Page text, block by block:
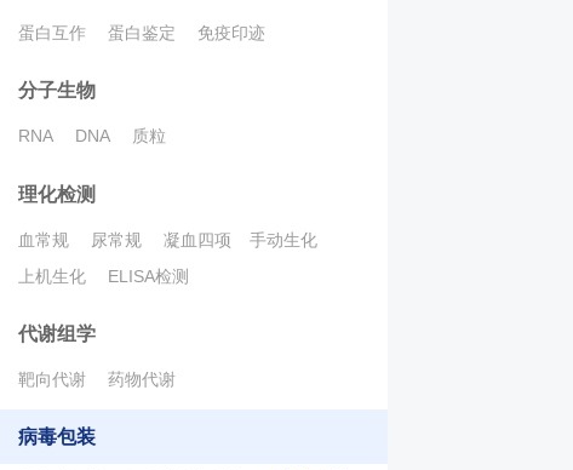
蛋白互作 蛋白鉴定 免疫印迹
分子生物
RNA DNA 质粒
理化检测
血常规 尿常规 凝血四项
手动生化
上机生化
ELISA检测
代谢组学
靶向代谢 药物代谢
病毒包装